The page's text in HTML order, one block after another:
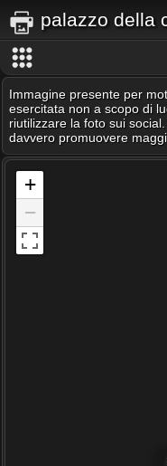
palazzo della
Immagine presente per
esercitata non a scopo di
riutilizzare la foto sui
davvero promuovere
+
−